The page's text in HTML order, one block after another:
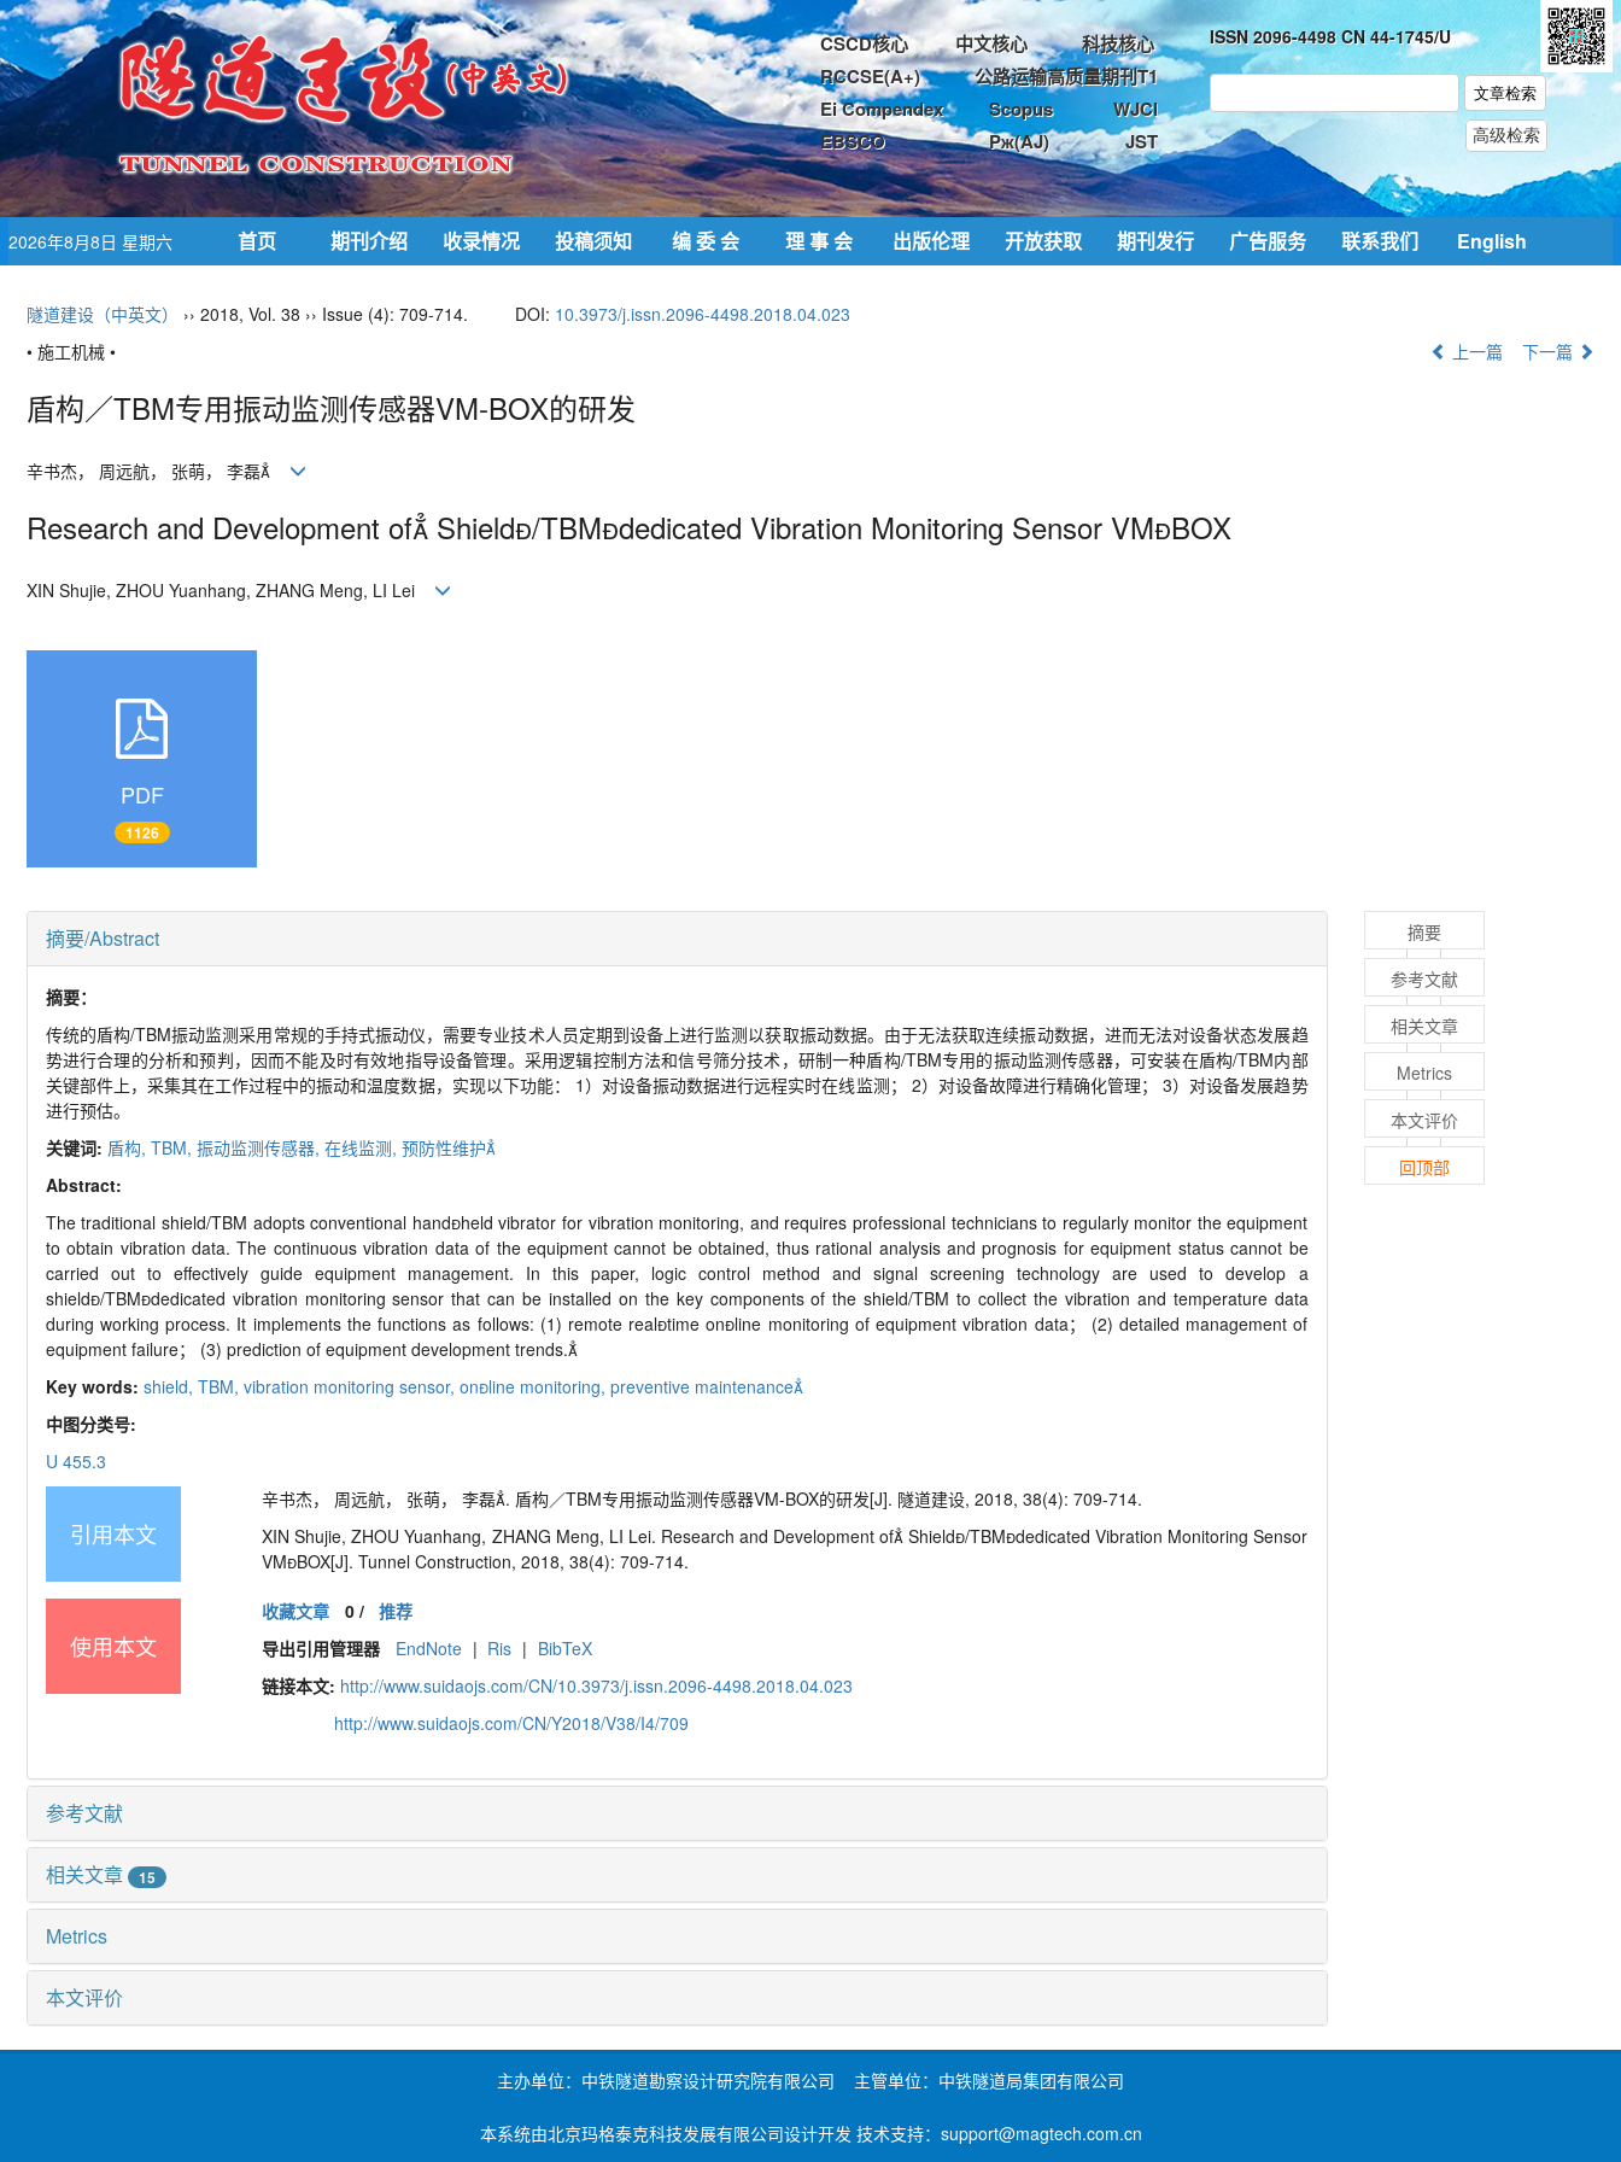
CSCD核心 中文核心
科技核心
RCCSE(A+)
公路运输高质量期刊T1
Ei Compendex
Scopus
WJCI
EBSCO
Pж(AJ) JST
ISSN 2096-4498 CN 44-1745/U
2026年8月8日 星期六 首页 期刊介绍 收录情况 投稿须知 编 委 会 理 事 会 出版伦理 开放获取 期刊发行 广告服务 联系我们 English
隧道建设（中英文） ›› 2018, Vol. 38 ›› Issue (4): 709-714. DOI: 10.3973/j.issn.2096-4498.2018.04.023
• 施工机械 •
上一篇 下一篇
盾构／TBM专用振动监测传感器VM-BOX的研发
辛书杰， 周远航， 张萌， 李磊
Research and Development of Shield/TBMdedicated Vibration Monitoring Sensor VMBOX
XIN Shujie, ZHOU Yuanhang, ZHANG Meng, LI Lei
PDF
1126
摘要/Abstract
摘要：
传统的盾构/TBM振动监测采用常规的手持式振动仪，需要专业技术人员定期到设备上进行监测以获取振动数据。由于无法获取连续振动数据，进而无法对设备状态发展趋
势进行合理的分析和预判，因而不能及时有效地指导设备管理。采用逻辑控制方法和信号筛分技术，研制一种盾构/TBM专用的振动监测传感器，可安装在盾构/TBM内部
关键部件上，采集其在工作过程中的振动和温度数据，实现以下功能： 1）对设备振动数据进行远程实时在线监测； 2）对设备故障进行精确化管理； 3）对设备发展趋势
进行预估。
关键词: 盾构, TBM, 振动监测传感器, 在线监测, 预防性维护
Abstract:
The traditional shield/TBM adopts conventional handheld vibrator for vibration monitoring, and requires professional technicians to regularly monitor the equipment
to obtain vibration data. The continuous vibration data of the equipment cannot be obtained, thus rational analysis and prognosis for equipment status cannot be
carried out to effectively guide equipment management. In this paper, logic control method and signal screening technology are used to develop a
shield/TBMdedicated vibration monitoring sensor that can be installed on the key components of the shield/TBM to collect the vibration and temperature data
during working process. It implements the functions as follows: (1) remote realtime online monitoring of equipment vibration data； (2) detailed management of
equipment failure； (3) prediction of equipment development trends.
Key words: shield, TBM, vibration monitoring sensor, online monitoring, preventive maintenance
中图分类号:
U 455.3
引用本文
辛书杰， 周远航， 张萌， 李磊. 盾构／TBM专用振动监测传感器VM-BOX的研发[J]. 隧道建设, 2018, 38(4): 709-714.
XIN Shujie, ZHOU Yuanhang, ZHANG Meng, LI Lei. Research and Development of Shield/TBMdedicated Vibration Monitoring Sensor
VMBOX[J]. Tunnel Construction, 2018, 38(4): 709-714.
使用本文
收藏文章 0/ 推荐
导出引用管理器
EndNote | Ris | BibTeX
链接本文: http://www.suidaojs.com/CN/10.3973/j.issn.2096-4498.2018.04.023
http://www.suidaojs.com/CN/Y2018/V38/I4/709
参考文献
相关文章 15
Metrics
本文评价
摘要
参考文献
相关文章
Metrics
本文评价
回顶部
主办单位：中铁隧道勘察设计研究院有限公司 主管单位：中铁隧道局集团有限公司
本系统由北京玛格泰克科技发展有限公司设计开发 技术支持：support@magtech.com.cn